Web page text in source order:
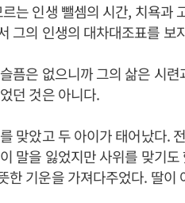
는 인생 뺄셈의 시간, 치욕과
그의 인생의 대차대조표를 보
픔은 없으니까 그의 삶은 시
던 것은 아니다.
맞았고 두 아이가 태어났다.
말을 잃었지만 사위를 맞기
한 기운을 가져다주었다. 딸이